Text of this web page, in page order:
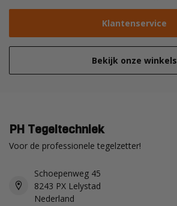
Klantenservice
Bekijk onze winkels
PH Tegeltechniek
Voor de professionele tegelzetter!
Schoepenweg 45
8243 PX Lelystad
Nederland